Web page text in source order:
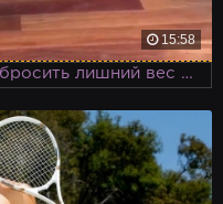
15:58
Секс мужа и жены в целях сбросить лишний вес вместо похода в спортзал